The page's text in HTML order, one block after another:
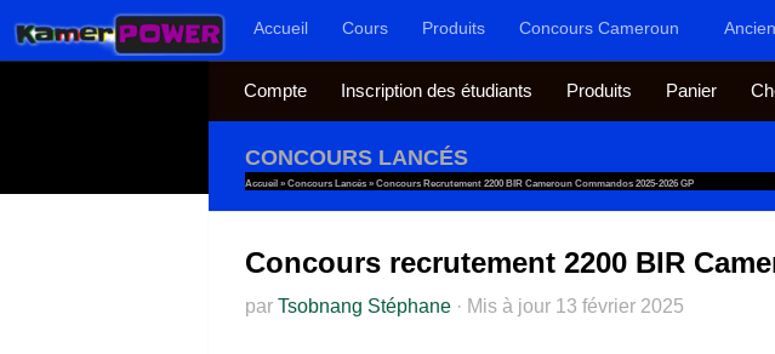
Au dessous du contenuAccueil Cours Produits Concours Cameroun
Compte Inscription des étudiants Produits Panier
CONCOURS LANCÉS
Accueil » Concours Lancés » Concours Recrutement 2200 BIR Cameroun Commandos 2025-2026 GP
Concours recrutement 2200 BIR
par Tsobnang Stéphane · Mis à jour 13 février 2025